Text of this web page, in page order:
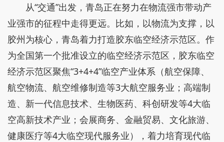
从“交通”出发，青岛正在努力在物流强市带动产
业强市的征程中走得更远。比如，以物流为支撑，以
胶州为核心，青岛着力打造胶东临空经济示范区。作
为全国第一个批准设立的临空经济示范区，胶东临空
经济示范区聚焦“3+4+4”临空产业体系（航空保障、
航空物流、航空维修制造等3大航空服务业；高端制
造、新一代信息技术、生物医药、科创研发等4大临
空高新技术产业；会展商务、金融贸易、文化旅游、
健康医疗等4大临空现代服务业），着力培育现代临